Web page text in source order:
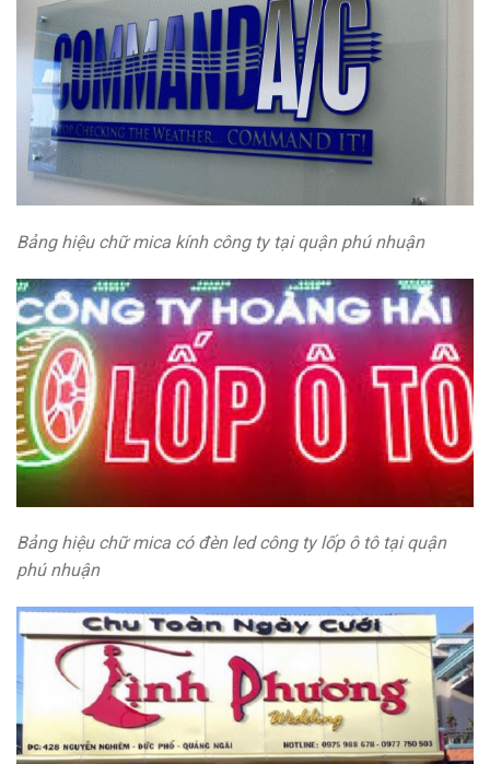
Bảng hiệu chữ mica kính công ty tại quận phú nhuận
Bảng hiệu chữ mica có đèn led công ty lốp ô tô tại quận
phú nhuận